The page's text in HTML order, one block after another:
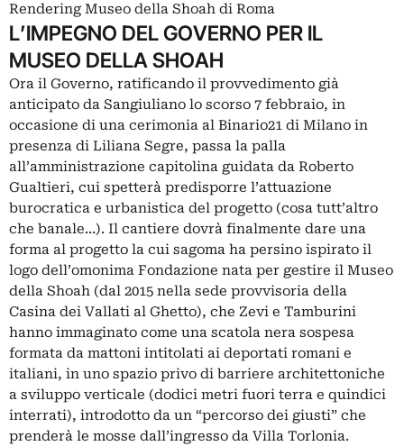
Rendering Museo della Shoah di Roma
L’IMPEGNO DEL GOVERNO PER IL
MUSEO DELLA SHOAH
Ora il Governo, ratificando il provvedimento già
anticipato da Sangiuliano lo scorso 7 febbraio, in
occasione di una cerimonia al Binario21 di Milano in
presenza di Liliana Segre, passa la palla
all’amministrazione capitolina guidata da Roberto
Gualtieri, cui spetterà predisporre l’attuazione
burocratica e urbanistica del progetto (cosa tutt’altro
che banale…). Il cantiere dovrà finalmente dare una
forma al progetto la cui sagoma ha persino ispirato il
logo dell’omonima Fondazione nata per gestire il Museo
della Shoah (dal 2015 nella sede provvisoria della
Casina dei Vallati al Ghetto), che Zevi e Tamburini
hanno immaginato come una scatola nera sospesa
formata da mattoni intitolati ai deportati romani e
italiani, in uno spazio privo di barriere architettoniche
a sviluppo verticale (dodici metri fuori terra e quindici
interrati), introdotto da un “percorso dei giusti” che
prenderà le mosse dall’ingresso da Villa Torlonia.